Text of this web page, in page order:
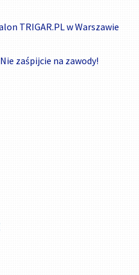
TRIGAR.PL w Warszawie
zaśpijcie na zawody!